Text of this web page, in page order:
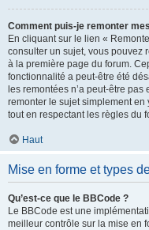
Comment puis-je remonter
En cliquant sur le lien «
consulter un sujet, vous pouvez
à la première page du forum.
fonctionnalité a peut-être été
les remontées n’a peut-être
remonter le sujet simplement
tout en respectant les règles du
Haut
Mise en forme et types
Qu’est-ce que le BBCode ?
Le BBCode est une
meilleur contrôle sur la mise en